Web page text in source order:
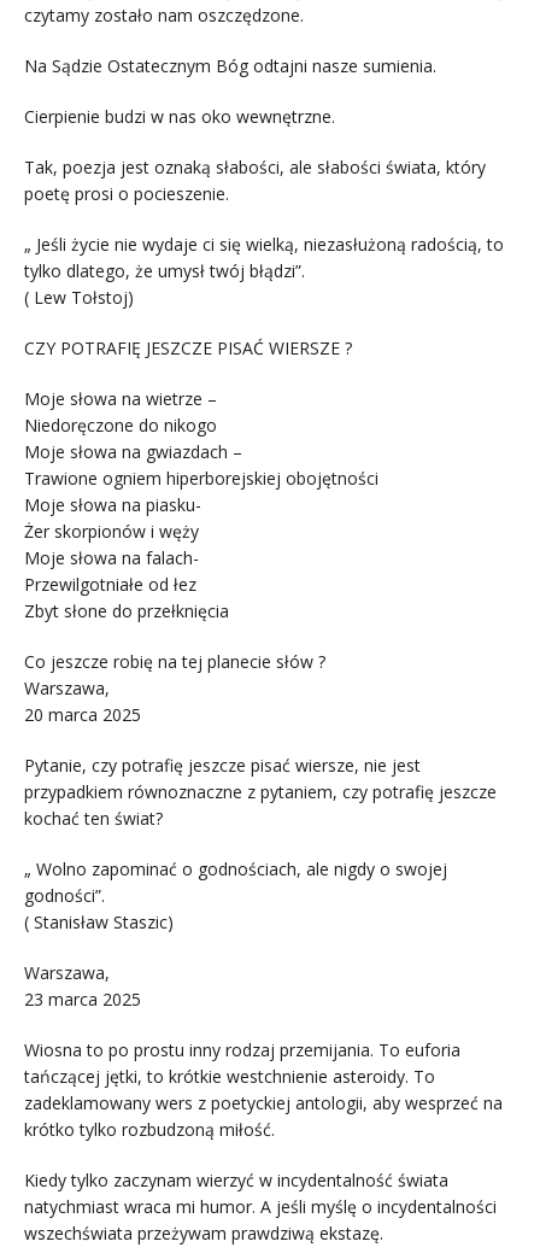
czytamy zostało nam oszczędzone.
Na Sądzie Ostatecznym Bóg odtajni nasze sumienia.
Cierpienie budzi w nas oko wewnętrzne.
Tak, poezja jest oznaką słabości, ale słabości świata, który
poetę prosi o pocieszenie.
„ Jeśli życie nie wydaje ci się wielką, niezasłużoną radością, to
tylko dlatego, że umysł twój błądzi”.
( Lew Tołstoj)
CZY POTRAFIĘ JESZCZE PISAĆ WIERSZE ?
Moje słowa na wietrze –
Niedoręczone do nikogo
Moje słowa na gwiazdach –
Trawione ogniem hiperborejskiej obojętności
Moje słowa na piasku-
Żer skorpionów i węży
Moje słowa na falach-
Przewilgotniałe od łez
Zbyt słone do przełknięcia
Co jeszcze robię na tej planecie słów ?
Warszawa,
20 marca 2025
Pytanie, czy potrafię jeszcze pisać wiersze, nie jest
przypadkiem równoznaczne z pytaniem, czy potrafię jeszcze
kochać ten świat?
„ Wolno zapominać o godnościach, ale nigdy o swojej
godności”.
( Stanisław Staszic)
Warszawa,
23 marca 2025
Wiosna to po prostu inny rodzaj przemijania. To euforia
tańczącej jętki, to krótkie westchnienie asteroidy. To
zadeklamowany wers z poetyckiej antologii, aby wesprzeć na
krótko tylko rozbudzoną miłość.
Kiedy tylko zaczynam wierzyć w incydentalność świata
natychmiast wraca mi humor. A jeśli myślę o incydentalności
wszechświata przeżywam prawdziwą ekstazę.